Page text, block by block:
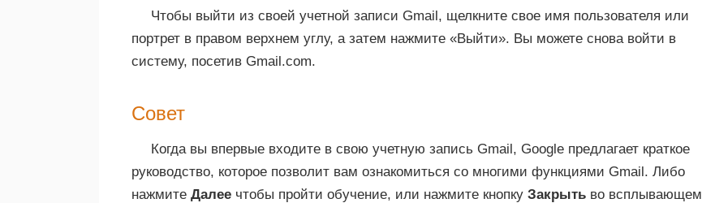
Чтобы выйти из своей учетной записи Gmail, щелкните свое имя пользователя или
портрет в правом верхнем углу, а затем нажмите «Выйти». Вы можете снова войти в
систему, посетив Gmail.com.
Совет
Когда вы впервые входите в свою учетную запись Gmail, Google предлагает краткое
руководство, которое позволит вам ознакомиться со многими функциями Gmail. Либо
нажмите Далее чтобы пройти обучение, или нажмите кнопку Закрыть во всплывающем